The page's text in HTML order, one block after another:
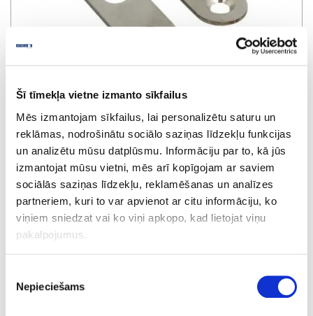
Šī tīmekļa vietne izmanto sīkfailus
Mēs izmantojam sīkfailus, lai personalizētu saturu un
reklāmas, nodrošinātu sociālo saziņas līdzekļu funkcijas
un analizētu mūsu datplūsmu. Informāciju par to, kā jūs
izmantojat mūsu vietni, mēs arī kopīgojam ar saviem
sociālās saziņas līdzekļu, reklamēšanas un analīzes
partneriem, kuri to var apvienot ar citu informāciju, ko
viņiem sniedzat vai ko viņi apkopo, kad lietojat viņu
pakalpojumus.
izvēle
Nepieciešams
Šarnīra vira neredzama 360°
Uzdot jautājumu